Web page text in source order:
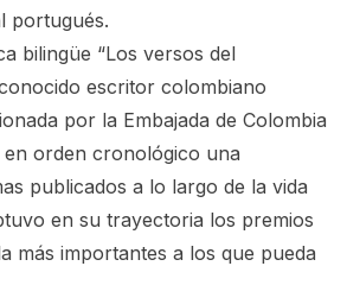
portugués.
bilingüe “Los versos del
escritor colombiano
por la Embajada de Colombia
orden cronológico una
publicados a lo largo de la vida
en su trayectoria los premios
más importantes a los que pueda